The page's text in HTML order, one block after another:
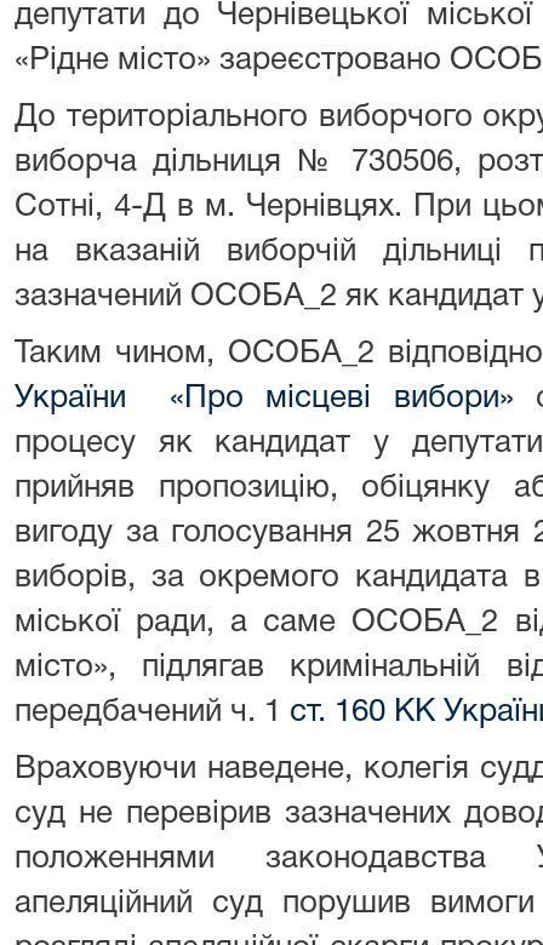
депутати до Чернівецької міської
«Рідне місто» зареєстровано
До територіального виборчого
виборча дільниця № 730506,
Сотні, 4-Д в м. Чернівцях. При
на вказаній виборчій
зазначений ОСОБА_2 як кандидат
Таким чином, ОСОБА_2
України «Про місцеві вибори»
процесу як кандидат у
прийняв пропозицію, обіцянку
вигоду за голосування 25 жовтня
виборів, за окремого кандидата
міської ради, а саме ОСОБА_2
місто», підлягав кримінальній
передбачений ч. 1 ст. 160 КК
Враховуючи наведене, колегія
суд не перевірив зазначених
положеннями
апеляційний суд порушив